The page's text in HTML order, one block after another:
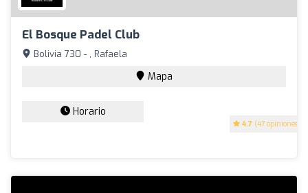
El Bosque Padel Club
4.7 (47 opiniones)
Bolivia 730 - , Rafaela
Mapa
Horario